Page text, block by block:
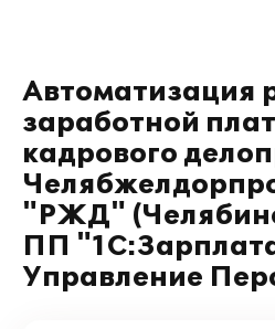
Автоматизация
заработной
кадрового
"РЖД"
ПП
Управление